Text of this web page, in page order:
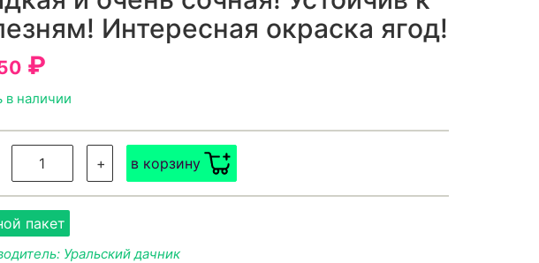
Интересная окраска ягод!
₽
в наличии
+ в корзину
пакет
Уральский дачник